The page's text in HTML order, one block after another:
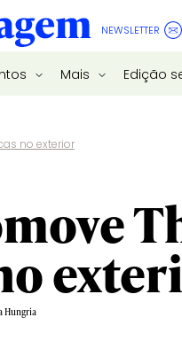
NEWSLETTER
Mais Edição
no exterior
Hungria